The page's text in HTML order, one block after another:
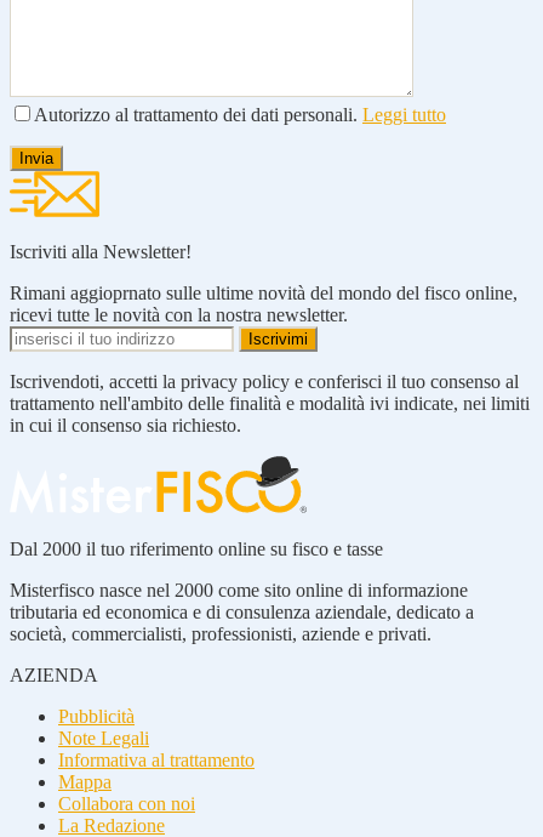
Autorizzo al trattamento dei dati personali. Leggi tutto
Iscriviti alla Newsletter!
Rimani aggioprnato sulle ultime novità del mondo del fisco online,
ricevi tutte le novità con la nostra newsletter.
Iscrivendoti, accetti la privacy policy e conferisci il tuo consenso al
trattamento nell'ambito delle finalità e modalità ivi indicate, nei limiti
in cui il consenso sia richiesto.
Dal 2000 il tuo riferimento online su fisco e tasse
Misterfisco nasce nel 2000 come sito online di informazione
tributaria ed economica e di consulenza aziendale, dedicato a
società, commercialisti, professionisti, aziende e privati.
AZIENDA
Pubblicità
Note Legali
Informativa al trattamento
Mappa
Collabora con noi
La Redazione